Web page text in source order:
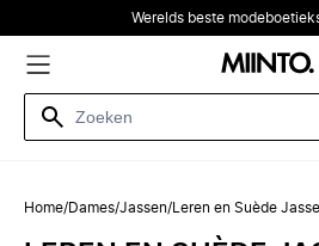
Werelds beste
Home/Dames/Jassen/ Leren en Suède